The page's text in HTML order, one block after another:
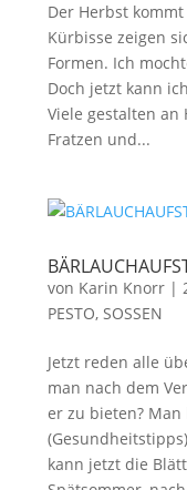
Der Herbst
Kürbisse zeigen
Formen. Ich
Doch jetzt kann
Viele gestalten an
Fratzen und...
von Karin Knorr|
PESTO, SOSSEN
Jetzt reden alle
man nach dem
er zu bieten?
kann jetzt die